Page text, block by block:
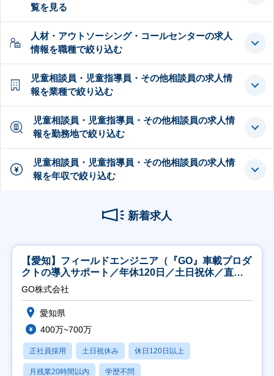
覧を見る
人材・アウトソーシング・コールセンターの求人
情報を職種で絞り込む
児童相談員・児童指導員・その他相談員の求人情
報を業種で絞り込む
児童相談員・児童指導員・その他相談員の求人情
報を勤務地で絞り込む
児童相談員・児童指導員・その他相談員の求人情
報を年収で絞り込む
新着求人
【愛知】フィールドエンジニア（『GO』車載プロダ
クトの導入サポート／年休120日／土日祝休／直行
直帰
GO株式会社
愛知県
400万~700万
正社員採用 土日祝休み 休日120日以上
月残業20時間以内 学歴不問